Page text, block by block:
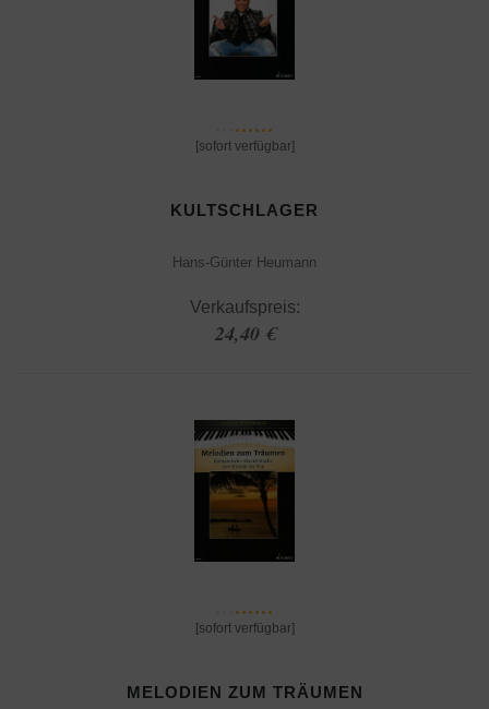
[sofort verfügbar]
KULTSCHLAGER
Hans-Günter Heumann
Verkaufspreis:
24,40 €
[sofort verfügbar]
MELODIEN ZUM TRÄUMEN